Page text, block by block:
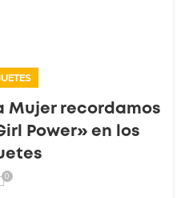
Mujer recordamos
Power» en los
0